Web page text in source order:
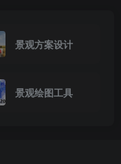
景观方案设计
景观绘图工具